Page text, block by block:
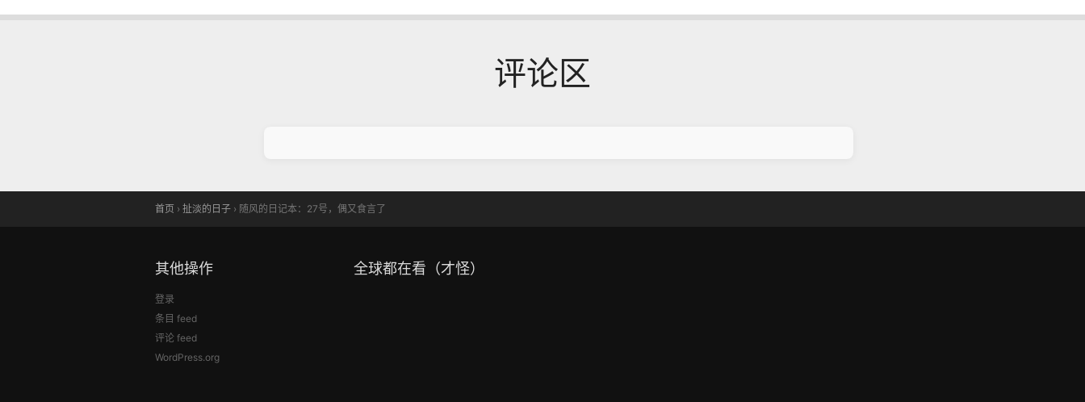
评论区
首页 › 扯淡的日子 › 随风的日记本：27号，偶又食言了
其他操作
登录
条目 feed
评论 feed
WordPress.org
全球都在看（才怪）